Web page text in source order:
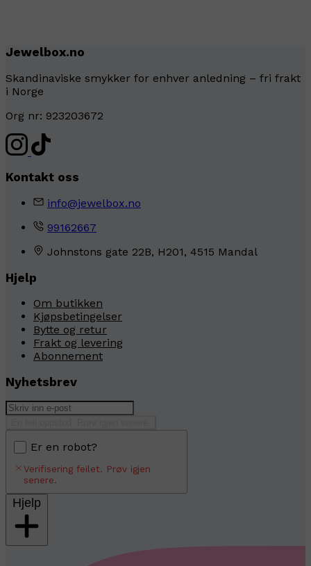
Jewelbox.no
Skandinaviske smykker for enhver anledning – fri frakt
i Norge
Org nr: 923203672
Kontakt oss
info@jewelbox.no
99162667
Johnstons gate 22B, H201, 4515 Mandal
Hjelp
Om butikken
Kjøpsbetingelser
Bytte og retur
Frakt og levering
Abonnement
Nyhetsbrev
Er en robot?
Verifisering feilet. Prøv igjen
senere.
Hjelp